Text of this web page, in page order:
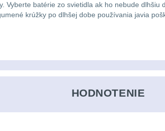
Vyberte batérie zo svietidla ak ho nebude
krúžky po dlhšej dobe používania javia
HODNOTENIE